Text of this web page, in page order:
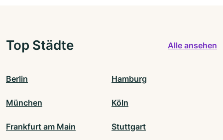
Top Städte Alle ansehen
Berlin Hamburg
München Köln
Frankfurt am Main Stuttgart